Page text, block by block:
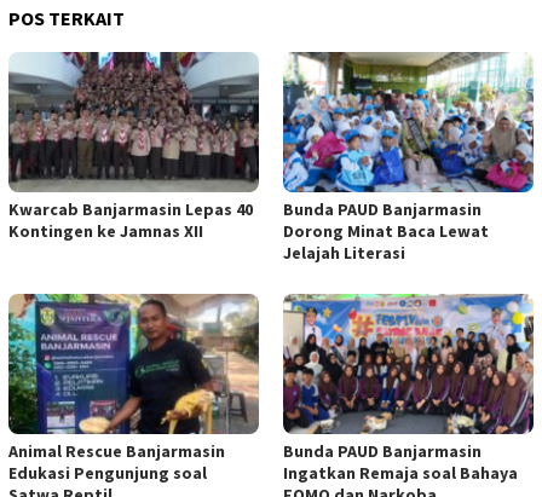
POS TERKAIT
Kwarcab Banjarmasin Lepas 40
Kontingen ke Jamnas XII
Bunda PAUD Banjarmasin
Dorong Minat Baca Lewat
Jelajah Literasi
Animal Rescue Banjarmasin
Edukasi Pengunjung soal
Bunda PAUD Banjarmasin
Ingatkan Remaja soal Bahaya